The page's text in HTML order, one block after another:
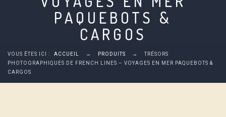
PAQUEBOTS &
CARGOS
VOUS ÊTES ICI : ACCUEIL → PRODUITS →
TRÉSORS
PHOTOGRAPHIQUES DE FRENCH LINES – VOYAGES EN MER PAQUEBOTS &
CARGOS